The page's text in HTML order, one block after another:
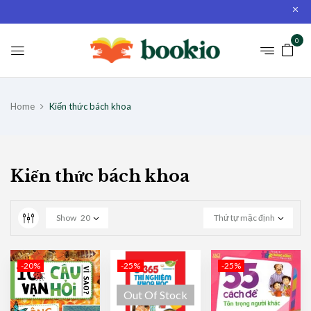
0
Home Kiến thức bách khoa
Kiến thức bách khoa
Thứ tự mặc định
Show 20
-20% -25%
Out Of Stock
-25%